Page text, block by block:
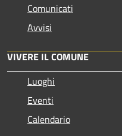
Comunicati
Avvisi
VIVERE IL COMUNE
Luoghi
Eventi
Calendario